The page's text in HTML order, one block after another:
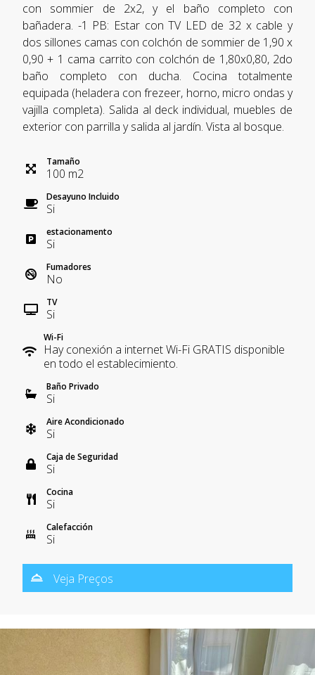
con sommier de 2x2, y el baño completo con
bañadera. -1 PB: Estar con TV LED de 32 x cable y
dos sillones camas con colchón de sommier de 1,90 x
0,90 + 1 cama carrito con colchón de 1,80x0,80, 2do
baño completo con ducha. Cocina totalmente
equipada (heladera con frezeer, horno, micro ondas y
vajilla completa). Salida al deck individual, muebles de
exterior con parrilla y salida al jardín. Vista al bosque.
Tamaño
100 m2
Desayuno Incluido
Si
estacionamento
Si
Fumadores
No
TV
Si
Wi-Fi
Hay conexión a internet Wi-Fi GRATIS disponible
en todo el establecimiento.
Baño Privado
Si
Aire Acondicionado
Si
Caja de Seguridad
Si
Cocina
Si
Calefacción
Si
Veja Preços